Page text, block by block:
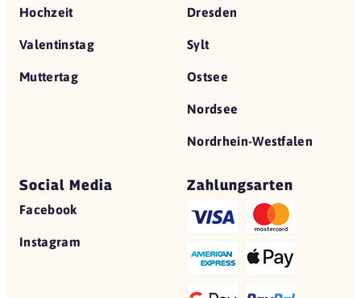
Hochzeit
Valentinstag
Muttertag
Dresden
Sylt
Ostsee
Nordsee
Nordrhein-Westfalen
Social Media
Facebook
Instagram
Zahlungsarten